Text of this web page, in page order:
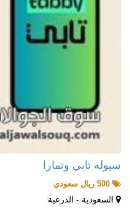
سيوله تابي وتمارا
السعودية - الدرعية